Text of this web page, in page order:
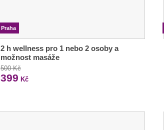
Praha
2 h wellness pro 1 nebo 2 osoby a
možnost masáže
500 Kč
399 Kč